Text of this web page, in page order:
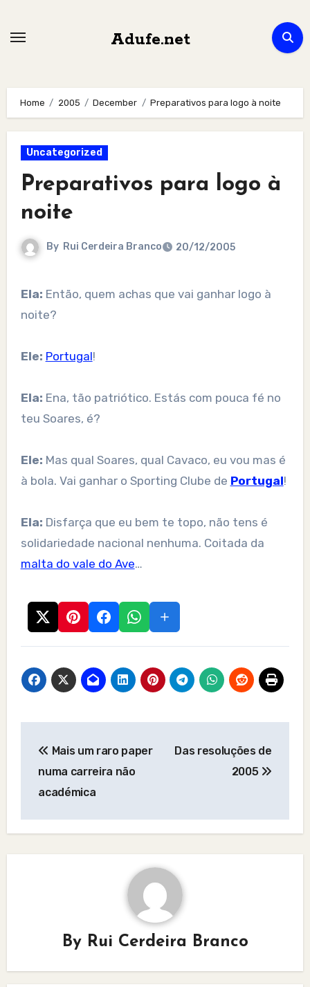
Adufe.net
Home 2005 December Preparativos para logo à noite
Uncategorized
Preparativos para logo à
noite
By Rui Cerdeira Branco 20/12/2005
Ela: Então, quem achas que vai ganhar logo à
noite?
Ele: Portugal!
Ela: Ena, tão patriótico. Estás com pouca fé no
teu Soares, é?
Ele: Mas qual Soares, qual Cavaco, eu vou mas é
à bola. Vai ganhar o Sporting Clube de Portugal!
Ela: Disfarça que eu bem te topo, não tens é
solidariedade nacional nenhuma. Coitada da
malta do vale do Ave…
navigation
Mais um raro paper
numa carreira não
académica
Das resoluções de
2005
By Rui Cerdeira Branco